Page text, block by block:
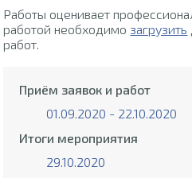
Работы оценивает
работой необходимо загрузить
работ.
Приём заявок и работ
01.09.2020 - 22.10.2020
Итоги мероприятия
29.10.2020